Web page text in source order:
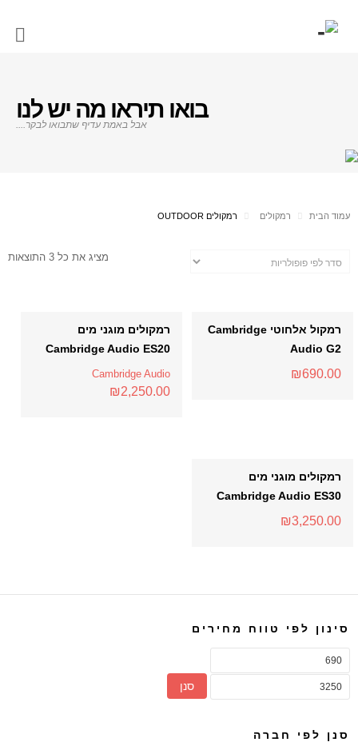
בואו תיראו מה יש לנו
אבל באמת עדיף שתבואו לבקר....
עמוד הבית רמקולים רמקולים OUTDOOR
מציג את כל 3 התוצאות
רמקול אלחוטי Cambridge
Audio G2
₪690.00
רמקולים מוגני מים
Cambridge Audio ES20
Cambridge Audio
₪2,250.00
רמקולים מוגני מים
Cambridge Audio ES30
₪3,250.00
סינון לפי טווח מחירים
סנן
סנן לפי חברה